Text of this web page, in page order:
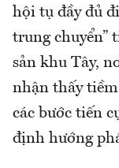
hội tụ đầy đủ
trung chuyển”
sản khu Tây,
nhận thấy
các bước tiến
định hướng